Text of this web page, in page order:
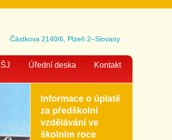
Částkova 2140/6, Plzeň 2–Slovany
ŠJ Úřední deska Kontakt
Informace o úplatě
za předškolní
vzdělávání ve
školním roce